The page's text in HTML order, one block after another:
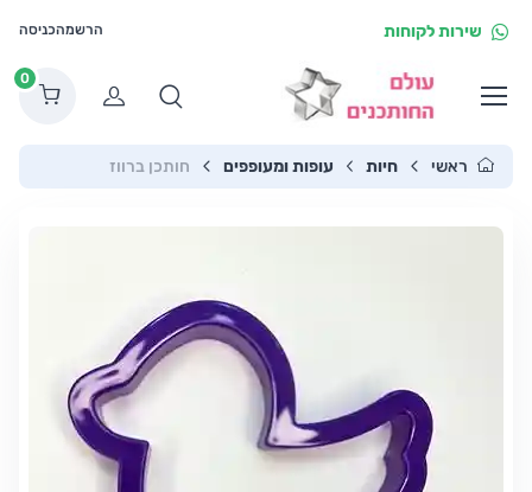
שירות לקוחות הרשמהכניסה
הרשמה
0
ראשי חיות עופות ומעופפים חותכן ברווז